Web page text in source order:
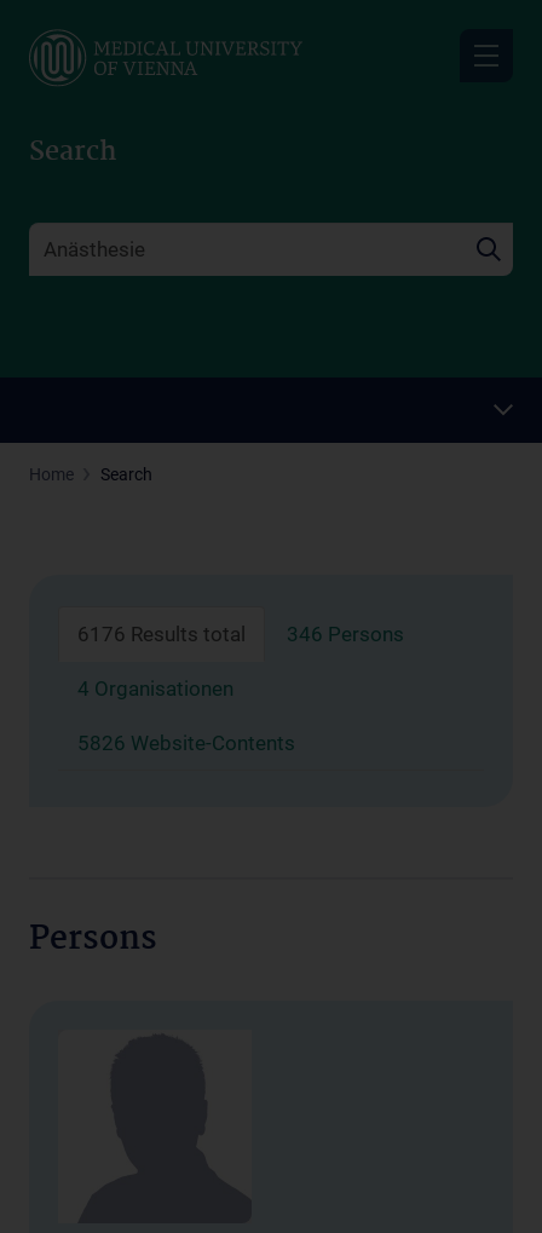
main
Search
Home Search
6176 Results total 346 Persons
4 Organisationen
5826 Website-Contents
Persons